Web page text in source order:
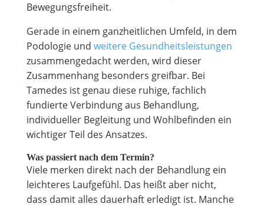
Bewegungsfreiheit.
Gerade in einem ganzheitlichen Umfeld, in dem
Podologie und weitere Gesundheitsleistungen
zusammengedacht werden, wird dieser
Zusammenhang besonders greifbar. Bei
Tamedes ist genau diese ruhige, fachlich
fundierte Verbindung aus Behandlung,
individueller Begleitung und Wohlbefinden ein
wichtiger Teil des Ansatzes.
Was passiert nach dem Termin?
Viele merken direkt nach der Behandlung ein
leichteres Laufgefühl. Das heißt aber nicht,
dass damit alles dauerhaft erledigt ist. Manche